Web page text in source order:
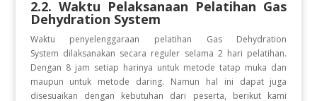
2.2. Waktu Pelaksanaan Pelatihan Gas
Dehydration System
Waktu penyelenggaraan pelatihan Gas Dehydration
System dilaksanakan secara reguler selama 2 hari pelatihan.
Dengan 8 jam setiap harinya untuk metode tatap muka dan
maupun untuk metode daring. Namun hal ini dapat juga
disesuaikan dengan kebutuhan dari peserta, berikut kami